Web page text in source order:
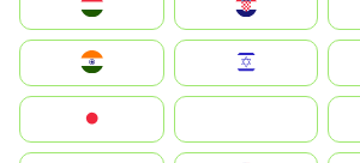
Hrvatska
Magyarország
Indonesia